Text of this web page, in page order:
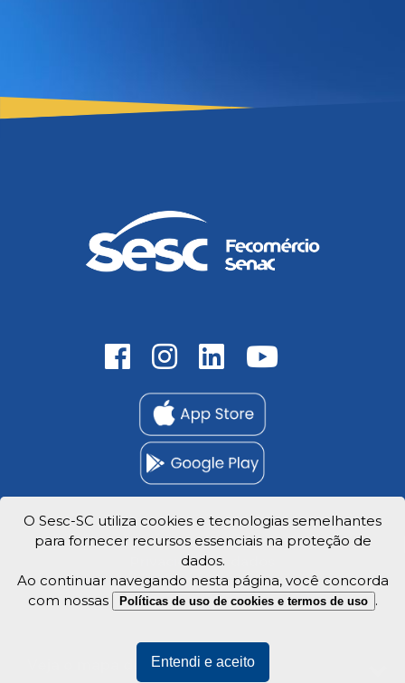
Trabalhe Conosco
Privacidade e dados
Veja o mapa do site
O Sesc-SC utiliza cookies e tecnologias semelhantes
para fornecer recursos essenciais na proteção de
dados.
Ao continuar navegando nesta página, você concorda
com nossas
Políticas de uso de cookies e termos de uso .
Entendi e aceito